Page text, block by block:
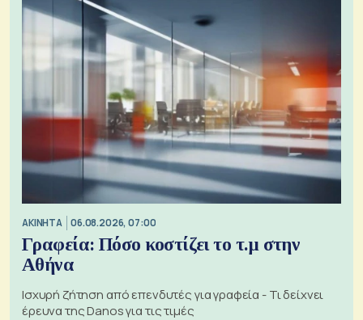
ΑΚΙΝΗΤΑ 06.08.2026, 07:00
Γραφεία: Πόσο κοστίζει το τ.μ στην
Αθήνα
Ισχυρή ζήτηση από επενδυτές για γραφεία - Τι δείχνει
έρευνα της Danos για τις τιμές